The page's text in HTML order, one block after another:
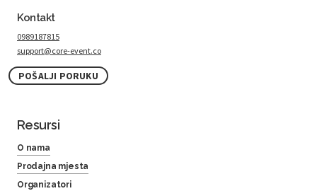
Kontakt
0989187815
support@core-event.co
POŠALJI PORUKU
Resursi
O nama
Prodajna mjesta
Organizatori